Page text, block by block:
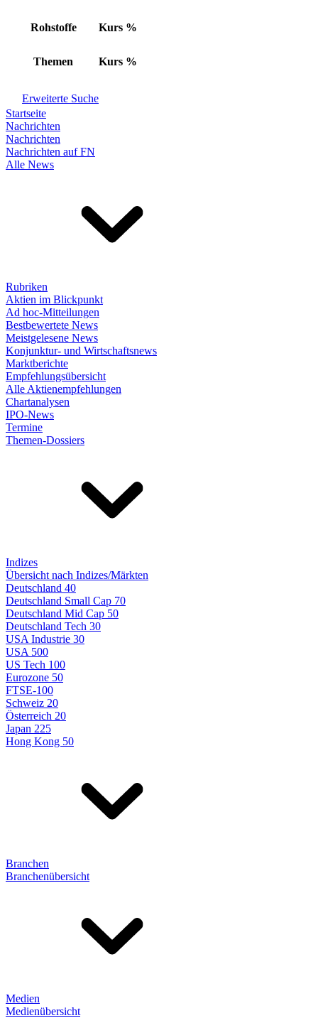
Rohstoffe Kurs %
Themen Kurs %
Erweiterte Suche
Startseite
Nachrichten
Nachrichten
Nachrichten auf FN
Alle News
Rubriken
Aktien im Blickpunkt
Ad hoc-Mitteilungen
Bestbewertete News
Meistgelesene News
Konjunktur- und Wirtschaftsnews
Marktberichte
Empfehlungsübersicht
Alle Aktienempfehlungen
Chartanalysen
IPO-News
Termine
Themen-Dossiers
Indizes
Übersicht nach Indizes/Märkten
Deutschland 40
Deutschland Small Cap 70
Deutschland Mid Cap 50
Deutschland Tech 30
USA Industrie 30
USA 500
US Tech 100
Eurozone 50
FTSE-100
Schweiz 20
Österreich 20
Japan 225
Hong Kong 50
Branchen
Branchenübersicht
Medien
Medienübersicht